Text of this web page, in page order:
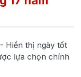
- Hiển thị ngày tốt
lựa chọn chính